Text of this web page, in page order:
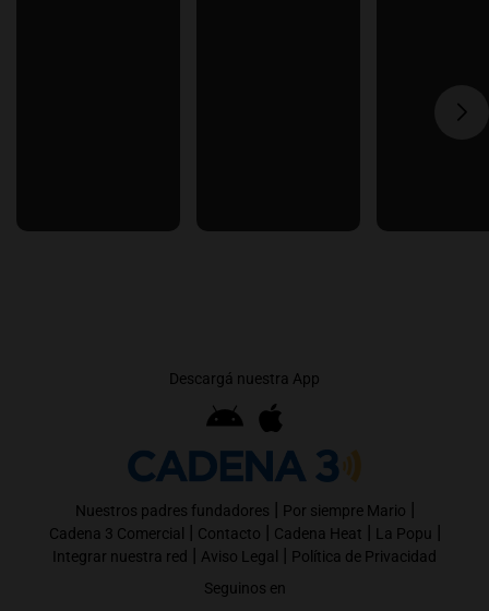
Descargá nuestra App
Nuestros padres fundadores | Por siempre Mario |
Cadena 3 Comercial | Contacto | Cadena Heat | La Popu |
Integrar nuestra red | Aviso Legal | Política de Privacidad
Seguinos en